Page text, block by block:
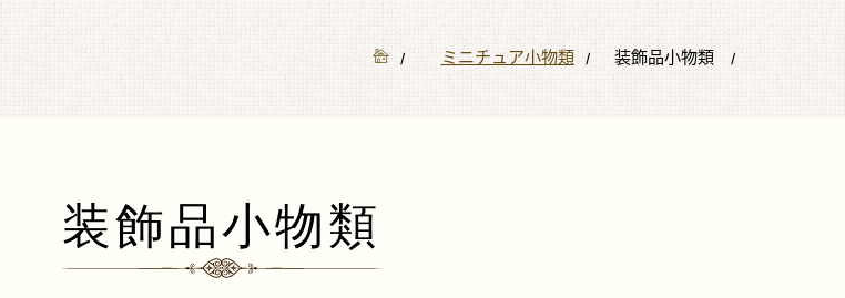
12専門店 ミニチュアクラブ
装飾品小物類
ミニチュア小物類 装飾品小物類